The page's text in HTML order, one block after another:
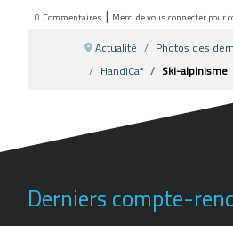
0 Commentaires | Merci de vous connecter pour
Actualité
Photos des
HandiCaf
Ski-alpinisme
Derniers compte-